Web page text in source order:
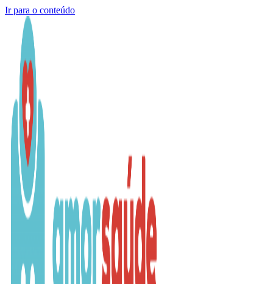
Ir para o conteúdo